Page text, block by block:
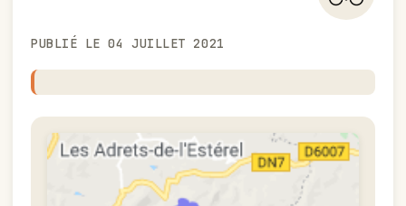
PUBLIÉ LE 04 JUILLET 2021